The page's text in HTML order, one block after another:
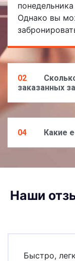
Однако вы
02
заказанных
04 Какие
Наши
Быстро,